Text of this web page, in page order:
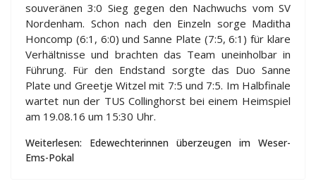
souveränen 3:0 Sieg gegen den Nachwuchs vom SV
Nordenham. Schon nach den Einzeln sorge Maditha
Honcomp (6:1, 6:0) und Sanne Plate (7:5, 6:1) für klare
Verhältnisse und brachten das Team uneinholbar in
Führung. Für den Endstand sorgte das Duo Sanne
Plate und Greetje Witzel mit 7:5 und 7:5. Im Halbfinale
wartet nun der TUS Collinghorst bei einem Heimspiel
am 19.08.16 um 15:30 Uhr.
Weiterlesen: Edewechterinnen überzeugen im Weser-
Ems-Pokal